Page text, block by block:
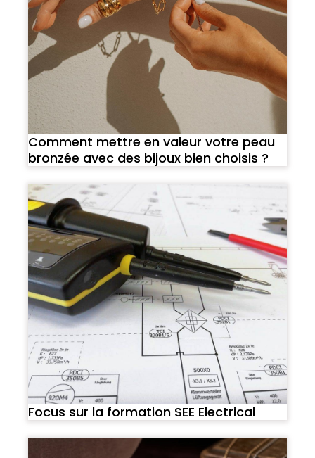
Comment mettre en valeur votre peau
bronzée avec des bijoux bien choisis ?
Focus sur la formation SEE Electrical